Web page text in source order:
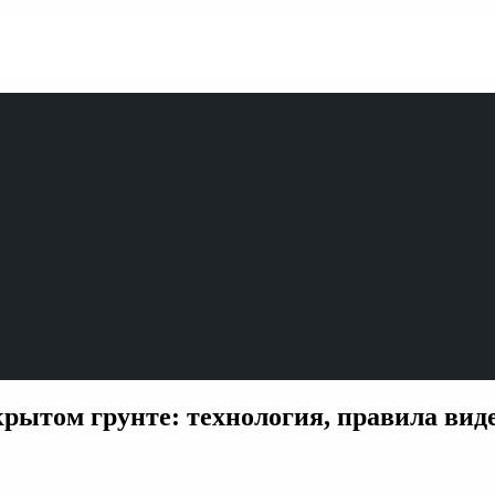
грунте: технология, правила